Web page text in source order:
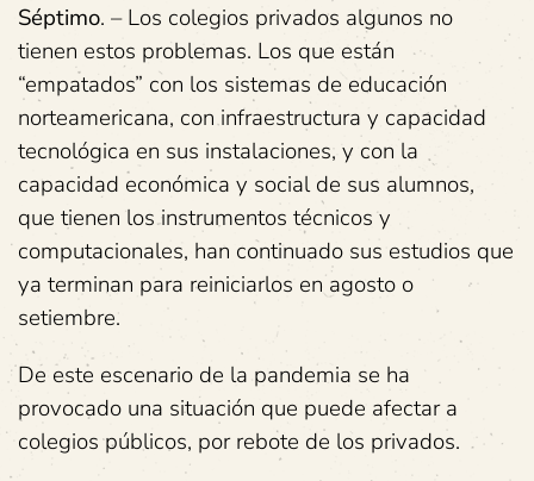
Séptimo. – Los colegios privados algunos no
tienen estos problemas. Los que están
“empatados” con los sistemas de educación
norteamericana, con infraestructura y capacidad
tecnológica en sus instalaciones, y con la
capacidad económica y social de sus alumnos,
que tienen los instrumentos técnicos y
computacionales, han continuado sus estudios que
ya terminan para reiniciarlos en agosto o
setiembre.
De este escenario de la pandemia se ha
provocado una situación que puede afectar a
colegios públicos, por rebote de los privados.